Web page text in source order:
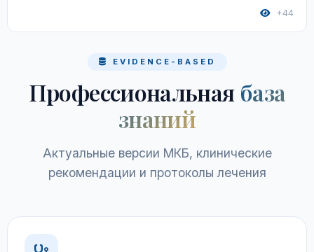
+44
EVIDENCE-BASED
Профессиональная база
знаний
Актуальные версии МКБ, клинические
рекомендации и протоколы лечения